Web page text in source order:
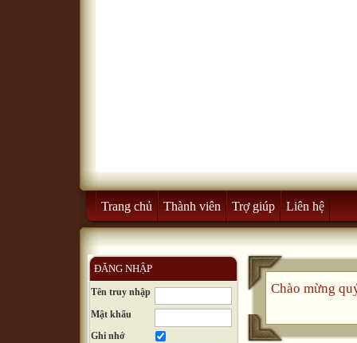
Trang chủ Thành viên Trợ giúp Liên hệ
ĐĂNG NHẬP
Tên truy nhập
Mật khẩu
Ghi nhớ
Chào mừng